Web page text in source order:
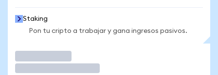
Staking
Pon tu cripto a trabajar y gana ingresos pasivos.